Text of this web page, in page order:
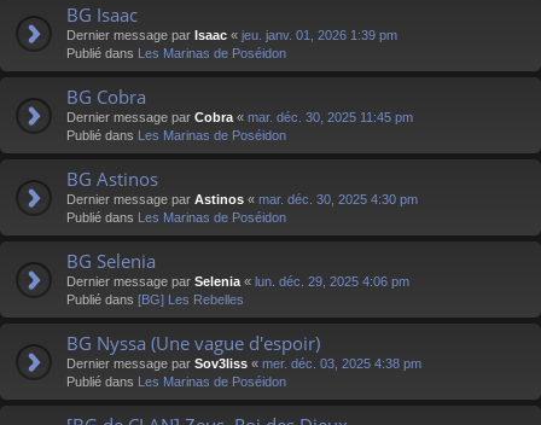
BG Isaac
Dernier message par Isaac « jeu. janv. 01, 2026 1:39 pm
Publié dans Les Marinas de Poséidon
BG Cobra
Dernier message par Cobra « mar. déc. 30, 2025 11:45 pm
Publié dans Les Marinas de Poséidon
BG Astinos
Dernier message par Astinos « mar. déc. 30, 2025 4:30 pm
Publié dans Les Marinas de Poséidon
BG Selenia
Dernier message par Selenia « lun. déc. 29, 2025 4:06 pm
Publié dans [BG] Les Rebelles
BG Nyssa (Une vague d'espoir)
Dernier message par Sov3liss « mer. déc. 03, 2025 4:38 pm
Publié dans Les Marinas de Poséidon